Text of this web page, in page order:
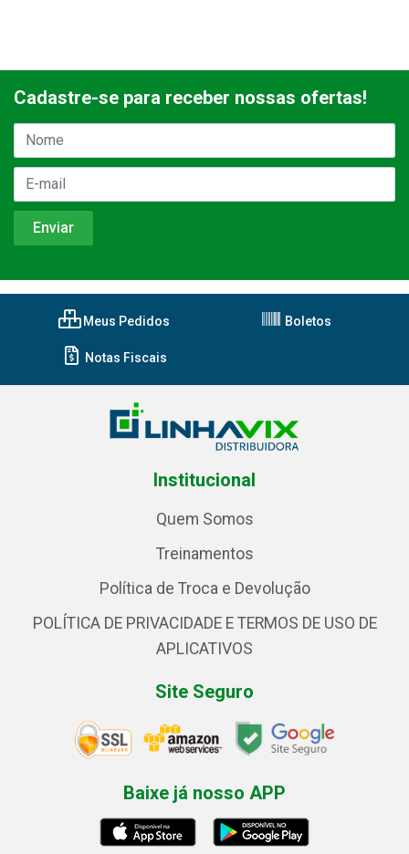
Cadastre-se para receber nossas ofertas!
Meus Pedidos Boletos
Notas Fiscais
Institucional
Quem Somos
Treinamentos
Política de Troca e Devolução
POLÍTICA DE PRIVACIDADE E TERMOS DE USO DE
APLICATIVOS
Site Seguro
Baixe já nosso APP